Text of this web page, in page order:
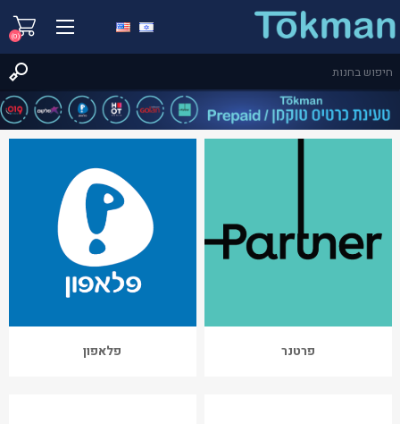
(0)
פרטנר פלאפון